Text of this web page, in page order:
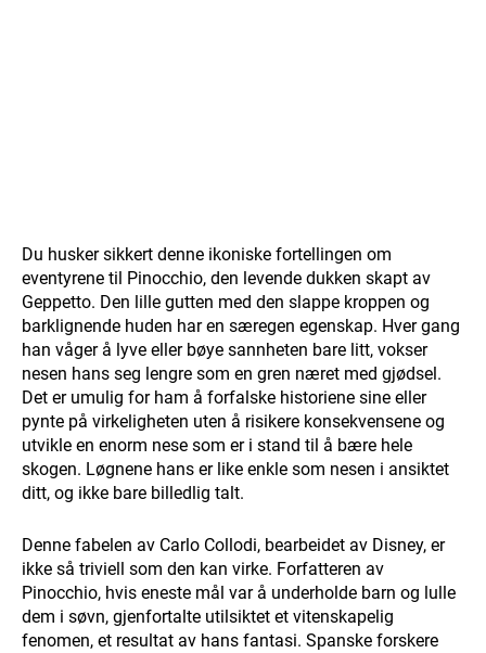
Du husker sikkert denne ikoniske fortellingen om
eventyrene til Pinocchio, den levende dukken skapt av
Geppetto. Den lille gutten med den slappe kroppen og
barklignende huden har en særegen egenskap. Hver gang
han våger å lyve eller bøye sannheten bare litt, vokser
nesen hans seg lengre som en gren næret med gjødsel.
Det er umulig for ham å forfalske historiene sine eller
pynte på virkeligheten uten å risikere konsekvensene og
utvikle en enorm nese som er i stand til å bære hele
skogen. Løgnene hans er like enkle som nesen i ansiktet
ditt, og ikke bare billedlig talt.
Denne fabelen av Carlo Collodi, bearbeidet av Disney, er
ikke så triviell som den kan virke. Forfatteren av
Pinocchio, hvis eneste mål var å underholde barn og lulle
dem i søvn, gjenfortalte utilsiktet et vitenskapelig
fenomen, et resultat av hans fantasi. Spanske forskere